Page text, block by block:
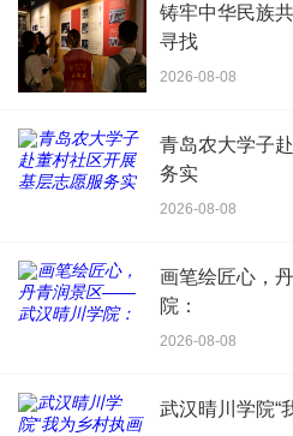
铸牢中华民族
寻找
2026-08-08
青岛农大学子
务实
2026-08-08
画笔绘匠心，
院：
2026-08-08
武汉晴川学院“